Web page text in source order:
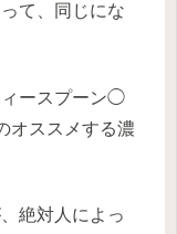
て、同じにな
ィースプーン◯
オススメする濃
絶対人によっ